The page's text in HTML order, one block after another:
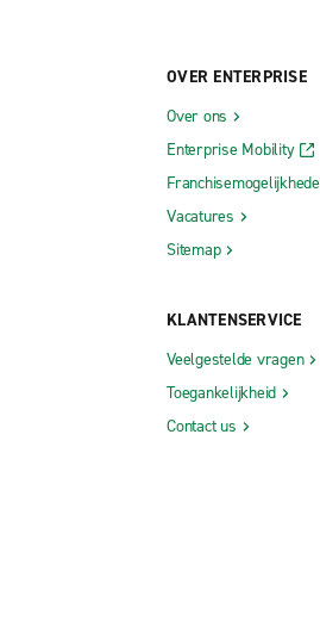
OVER ENTERPRISE
Over ons
Enterprise Mobility
Vacatures
Sitemap
KLANTENSERVICE
Veelgestelde vragen
Toegankelijkheid
Contact us